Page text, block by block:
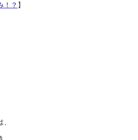
！？ 】